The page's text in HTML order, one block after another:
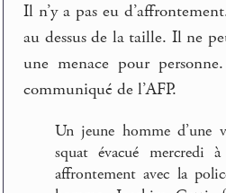
Il n’y a pas eu
au dessus de la taille. Il ne
une menace pour
communiqué de l’AFP.
Un jeune homme d’une
squat évacué mercredi
affrontement avec la